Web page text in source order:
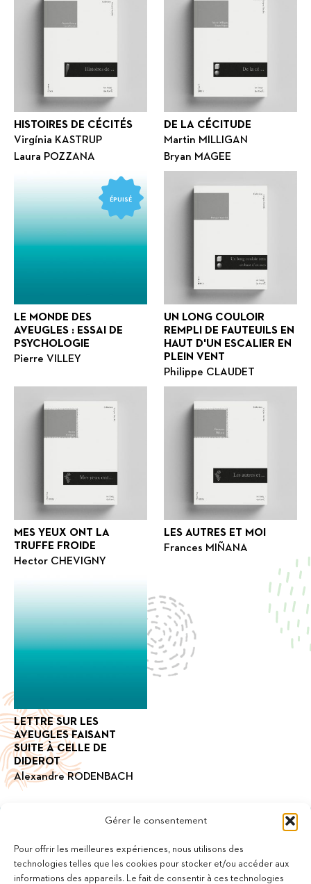
Gérer le consentement
Pour offrir les meilleures expériences, nous utilisons des
technologies telles que les cookies pour stocker et/ou accéder aux
informations des appareils. Le fait de consentir à ces technologies
HISTOIRES DE CÉCITÉS
Virgínia KASTRUP
Laura POZZANA
DE LA CÉCITUDE
Martin MILLIGAN
Bryan MAGEE
LE MONDE DES
AVEUGLES : ESSAI DE
PSYCHOLOGIE
Pierre VILLEY
ÉPUISÉ
UN LONG COULOIR
REMPLI DE FAUTEUILS EN
HAUT D'UN ESCALIER EN
PLEIN VENT
Philippe CLAUDET
MES YEUX ONT LA
TRUFFE FROIDE
Hector CHEVIGNY
LES AUTRES ET MOI
Frances MIÑANA
LETTRE SUR LES
AVEUGLES FAISANT
SUITE À CELLE DE
DIDEROT
Alexandre RODENBACH